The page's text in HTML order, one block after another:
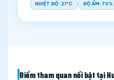
NHIỆT ĐỘ: 21°C ĐỘ ẨM: 70%
Điểm tham quan nổi bật tại